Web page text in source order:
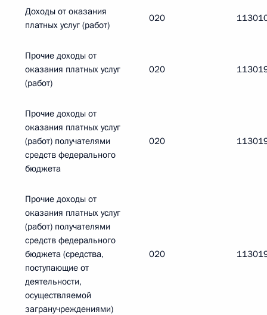
Доходы от оказания
платных услуг (работ)
020
Прочие доходы от
оказания платных услуг
(работ)
020
Прочие доходы от
оказания платных услуг
(работ) получателями
средств федерального
бюджета
020
Прочие доходы от
оказания платных услуг
(работ) получателями
средств федерального
бюджета (средства,
поступающие от
деятельности,
осуществляемой
загранучреждениями)
020